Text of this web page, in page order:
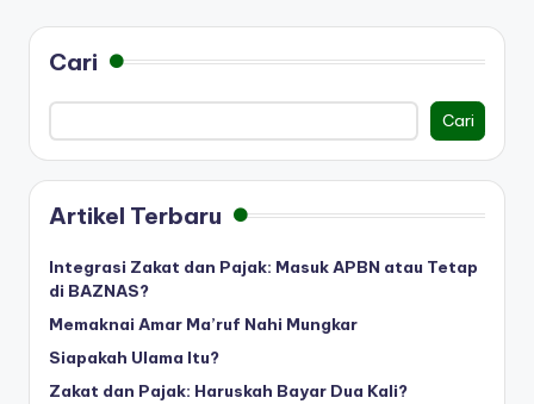
Cari
Cari
Artikel Terbaru
Integrasi Zakat dan Pajak: Masuk APBN atau Tetap
di BAZNAS?
Memaknai Amar Ma’ruf Nahi Mungkar
Siapakah Ulama Itu?
Zakat dan Pajak: Haruskah Bayar Dua Kali?